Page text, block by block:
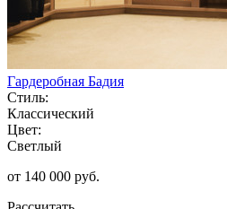
Гардеробная Бадия
Стиль:
Классический
Цвет:
Светлый
от 140 000 руб.